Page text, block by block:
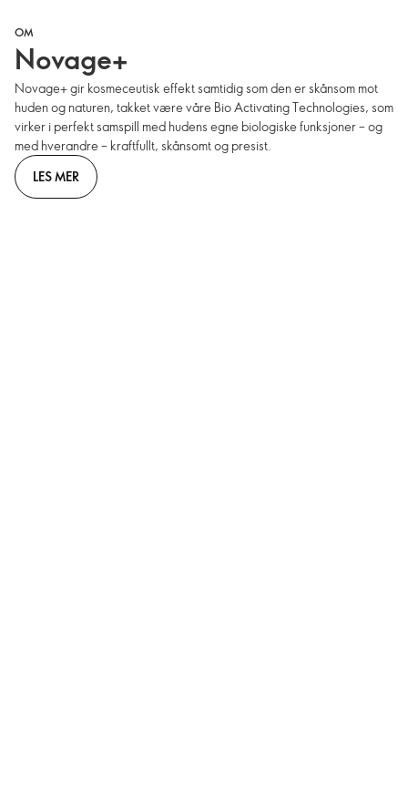
OM
Novage+
Novage+ gir kosmeceutisk effekt samtidig som den er skånsom mot
huden og naturen, takket være våre Bio Activating Technologies, som
virker i perfekt samspill med hudens egne biologiske funksjoner – og
med hverandre – kraftfullt, skånsomt og presist.
LES MER